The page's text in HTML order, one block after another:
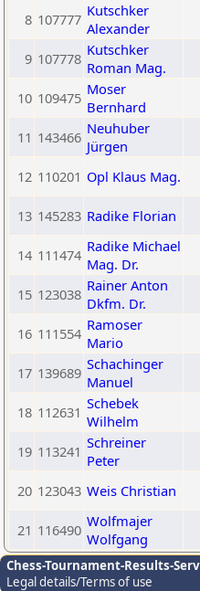
8 107777 Kutschker
Alexander
9 107778 Kutschker
Roman Mag.
10 109475 Moser
Bernhard
11 143466 Neuhuber
Jürgen
12 110201 Opl Klaus Mag.
13 145283 Radike Florian
14 111474 Radike Michael
Mag. Dr.
15 123038 Rainer Anton
Dkfm. Dr.
16 111554 Ramoser
Mario
17 139689 Schachinger
Manuel
18 112631 Schebek
Wilhelm
19 113241 Schreiner
Peter
20 123043 Weis Christian
21 116490 Wolfmajer
Wolfgang
Chess-Tournament-Results-
Legal details/Terms of use